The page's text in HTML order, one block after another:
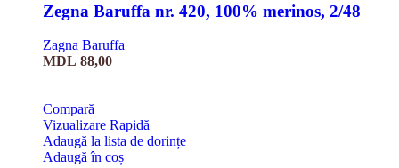
Zegna Baruffa nr. 420, 100% merinos, 2/48
Zagna Baruffa
MDL 88,00
Compară
Vizualizare Rapidă
Adaugă la lista de dorințe
Adaugă în coș